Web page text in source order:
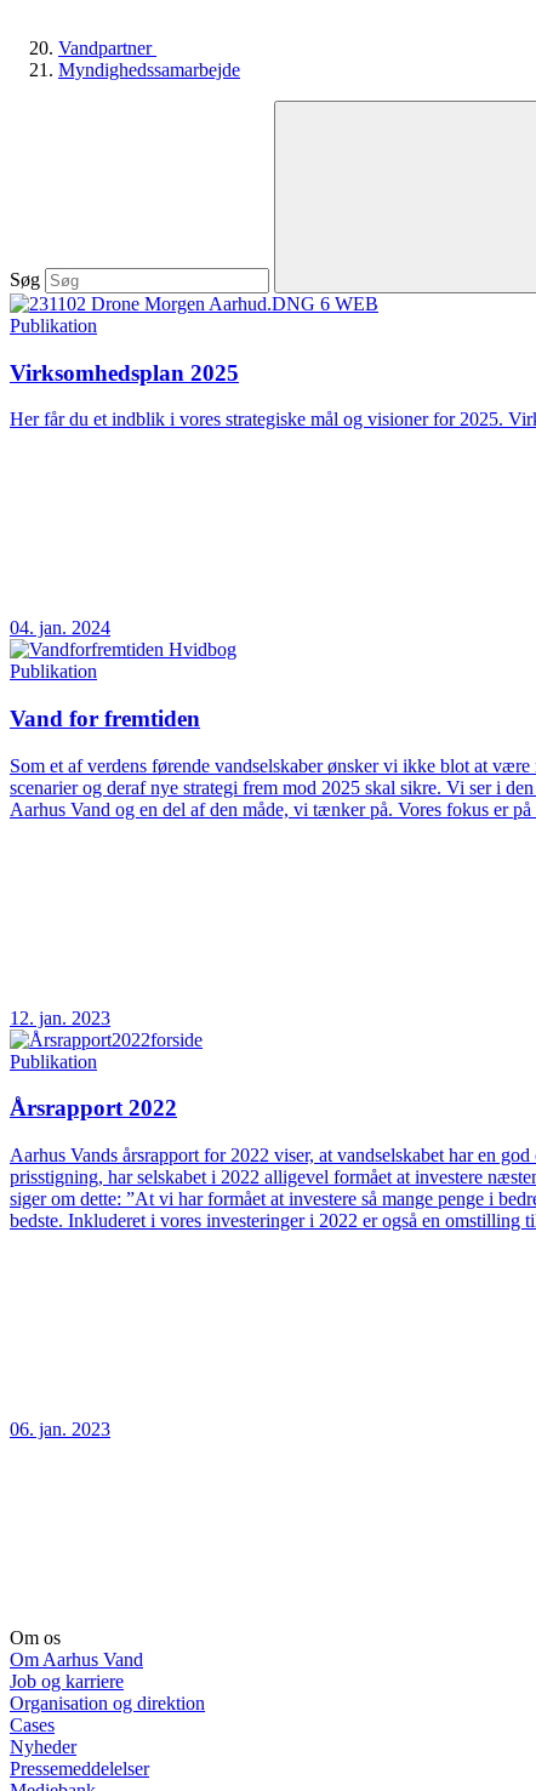
Vandpartner
Myndighedssamarbejde
Søg
Publikation
Virksomhedsplan 2025
Her får du et indblik i vores strategiske mål og visioner for 2025.
04. jan. 2024
Publikation
Vand for fremtiden
Som et af verdens førende vandselskaber ønsker vi ikke blot at
scenarier og deraf nye strategi frem mod 2025 skal sikre. Vi ser i
Aarhus Vand og en del af den måde, vi tænker på. Vores fokus er
12. jan. 2023
Publikation
Årsrapport 2022
Aarhus Vands årsrapport for 2022 viser, at vandselskabet har en
prisstigning, har selskabet i 2022 alligevel formået at investere
siger om dette: ”At vi har formået at investere så mange penge i
bedste. Inkluderet i vores investeringer i 2022 er også en omstilling
06. jan. 2023
Om os
Om Aarhus Vand
Job og karriere
Organisation og direktion
Cases
Nyheder
Pressemeddelelser